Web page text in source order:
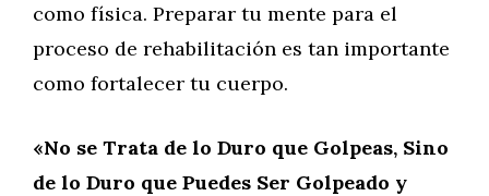
como física. Preparar tu mente para el
proceso de rehabilitación es tan importante
como fortalecer tu cuerpo.
«No se Trata de lo Duro que Golpeas, Sino
de lo Duro que Puedes Ser Golpeado y